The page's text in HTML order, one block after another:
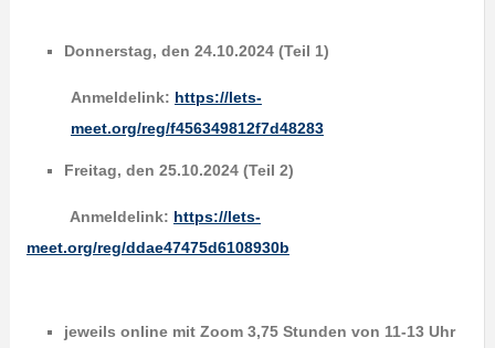
Donnerstag, den 24.10.2024 (Teil 1)
Anmeldelink: https://lets-
meet.org/reg/f456349812f7d48283
Freitag, den 25.10.2024 (Teil 2)
Anmeldelink: https://lets-
meet.org/reg/ddae47475d6108930b
jeweils online mit Zoom 3,75 Stunden von 11-13 Uhr